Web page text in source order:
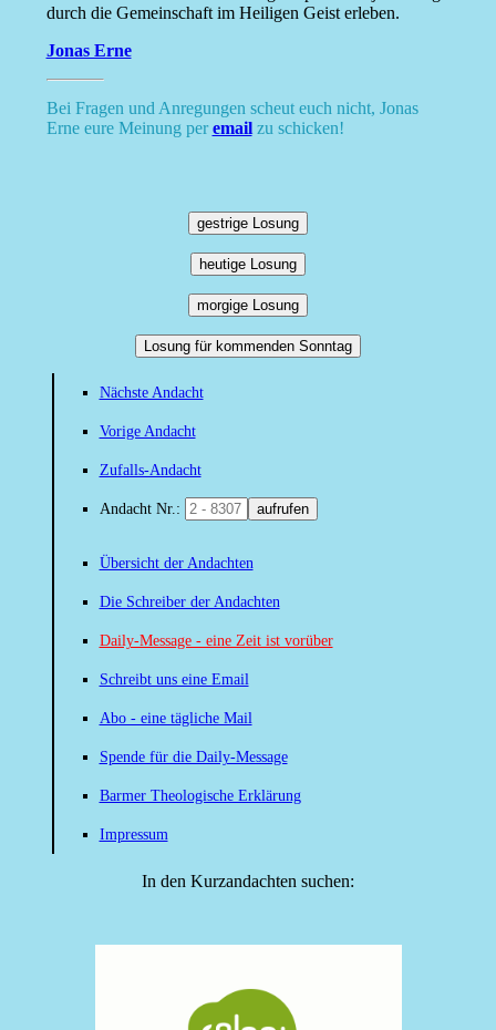
durch die Gemeinschaft im Heiligen Geist erleben.
Jonas Erne
Bei Fragen und Anregungen scheut euch nicht, Jonas
Erne eure Meinung peremailzu schicken!
gestrige Losung
heutige Losung
morgige Losung
Losung für kommenden Sonntag
Nächste Andacht
Vorige Andacht
Zufalls-Andacht
Andacht Nr.: aufrufen
Übersicht der Andachten
Die Schreiber der Andachten
Daily-Message - eine Zeit ist vorüber
Schreibt uns eine Email
Abo - eine tägliche Mail
Spende für die Daily-Message
Barmer Theologische Erklärung
Impressum
In den Kurzandachten suchen: